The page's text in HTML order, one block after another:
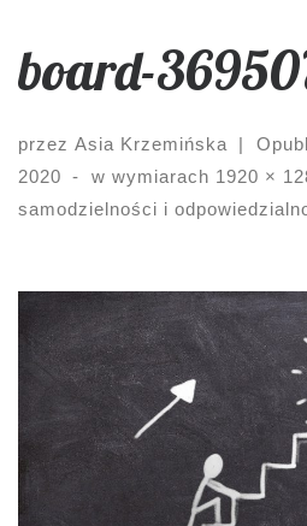
board-
przez Asia Krzemińska |
2020
- w wymiarach 1920 ×
samodzielności i
Images